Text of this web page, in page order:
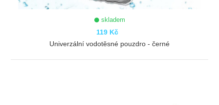
skladem
119 Kč
Univerzální vodotěsné pouzdro - černé